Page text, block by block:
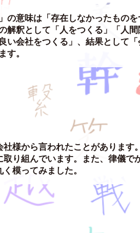
」の意味は「存在しなかったもの
解釈として「人をつくる」「人
良い会社をつくる」、結果として
す。
様から言われたことがあります
り組んでいます。また、律儀で
模ってみました。